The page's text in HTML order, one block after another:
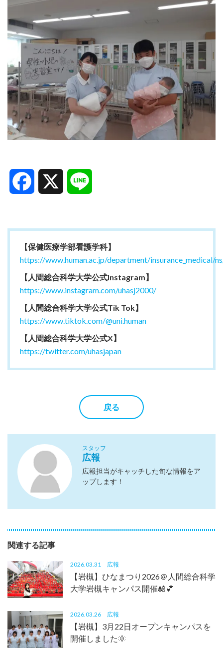
Facebook
【保健医療学部看護学科】
https://www.human.ac.jp/department/insurance_medical/
【人間総合科学大学公式Instagram】
https://www.instagram.com/uhasj2000/
【人間総合科学大学公式Tik Tok】
https://www.tiktok.com/@uni.human
【人間総合科学大学公式X】
https://twitter.com/uhasjapan
戻る
スタッフ
広報
広報担当がキャッチした旬な情報をア
ップします！
関連する記事
2026.03.31 広報
【岩槻】ひなまつり2026＠人間総合科学
大学岩槻キャンパス開催🎎💕
2026.03.26 広報
【岩槻】3月22日オープンキャンパスを
開催しました🌞